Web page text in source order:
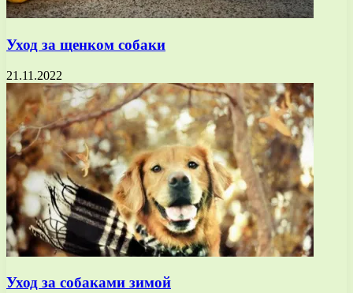
Уход за щенком собаки
21.11.2022
Уход за собаками зимой